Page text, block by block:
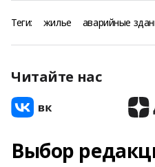
Теги: жилье аварийные
Читайте нас
Выбор